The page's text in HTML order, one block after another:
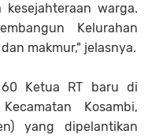
kesejahteraan warga.
Kelurahan
makmur," jelasnya.
Ketua RT baru di
Kosambi,
yang dipelantikan